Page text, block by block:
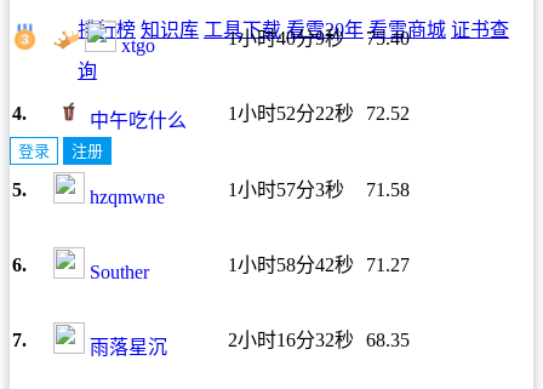
排行榜 知识库 工具下载 看雪20年 看雪商城 证书查
询
登录 注册
xtgo 1小时40分9秒 75.40
4. 中午吃什么 1小时52分22秒 72.52
5. hzqmwne 1小时57分3秒 71.58
6. Souther 1小时58分42秒 71.27
7. 雨落星沉 2小时16分32秒 68.35